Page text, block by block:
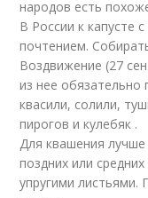
народов есть
В России к капусте
почтением.
Воздвижение (27
из нее обязательно
квасили, солили,
пирогов и кулебяк .
Для квашения
поздних или
упругими листьями.